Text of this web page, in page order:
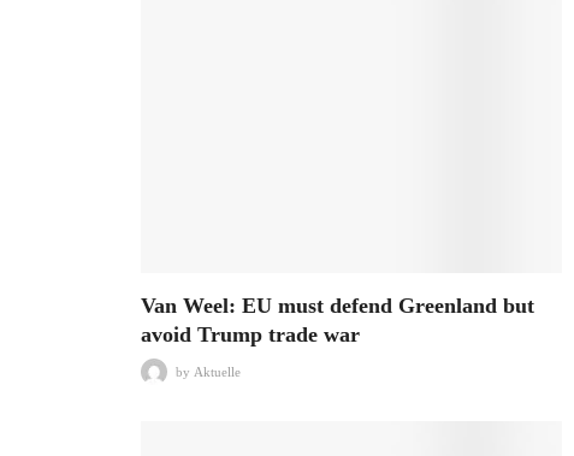
Van Weel: EU must defend Greenland but
avoid Trump trade war
by Aktuelle